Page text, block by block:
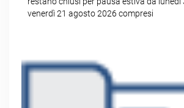
venerdì 21 agosto 2026 compresi